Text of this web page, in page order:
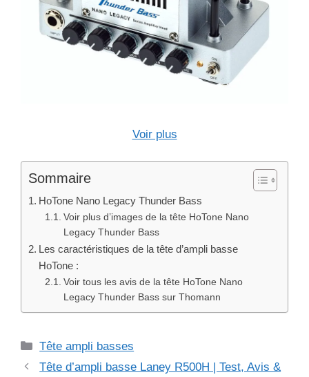
Voir plus
Sommaire
HoTone Nano Legacy Thunder Bass
Voir plus d’images de la tête HoTone Nano
Legacy Thunder Bass
Les caractéristiques de la tête d’ampli basse
HoTone :
Voir tous les avis de la tête HoTone Nano
Legacy Thunder Bass sur Thomann
Catégories
Tête ampli basses
Tête d’ampli basse Laney R500H | Test, Avis &